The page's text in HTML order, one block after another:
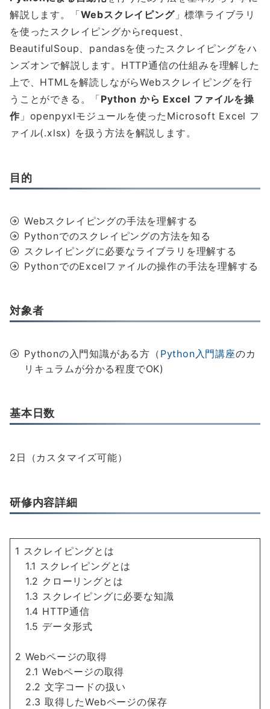
解説します。「Webスクレイピング」標準ライブラリ
を使ったスクレイピングからrequest、
BeautifulSoup、pandasを使ったスクレイピングをハ
ンズオンで解説します。HTTP通信の仕組みを理解した
上で、HTMLを解読しながらWebスクレイピングを行
うことができる。「Python から Excel ファイルを操
作 」openpyxlモジュールを使ったMicrosoft Excel フ
ァイル(.xlsx) を扱う方法を解説します。
目的
Webスクレイピングの手法を理解する
Pythonでのスクレイピングの方法を知る
スクレイピングに必要なライブラリを理解する
PythonでのExcelファイルの操作の手法を理解する
対象者
Pythonの入門知識がある方（ Python入門講座のカ
リキュラムが分かる程度でOK)
基本日数
2日（カスタマイズ可能）
研修内容詳細
1 スクレイピングとは
1.1 スクレイピングとは
1.2 クローリングとは
1.3 スクレイピングに必要な知識
1.4 HTTP通信
1.5 データ形式
2 Webページの取得
2.1 Webページの取得
2.2 文字コードの扱い
2.3 取得したWebページの保存